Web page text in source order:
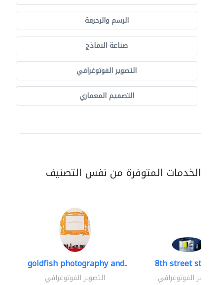
الرسم والزخرفة
صناعة النماذج
التصوير الفوتوغرافي
التصميم المعماري
الخدمات المتوفرة من نفس التصنيف
goldfish photography and..
التصوير الفوتوغرافي
8th street studios
التصوير الفوتوغرافي